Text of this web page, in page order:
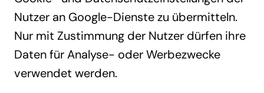
Nutzer an Google-Dienste zu übermitteln.
Nur mit Zustimmung der Nutzer dürfen ihre
Daten für Analyse- oder Werbezwecke
verwendet werden.